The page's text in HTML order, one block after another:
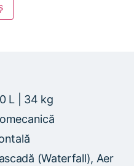
L | 34 kg
(Waterfall), Aer